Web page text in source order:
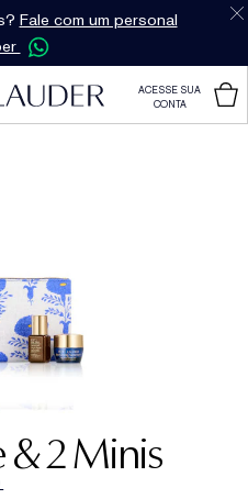
Fale com um personal
ACESSE SUA
CONTA
& 2 Minis